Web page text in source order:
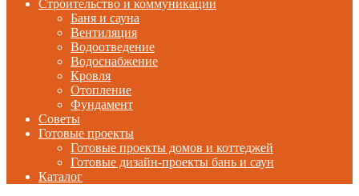
Строительство и коммуникации
Баня и сауна
Вентиляция
Водоотведение
Водоснабжение
Кровля
Отопление
Фундамент
Советы
Готовые проекты
Готовые проекты домов и коттеджей
Готовые дизайн-проекты бань и саун
Каталог